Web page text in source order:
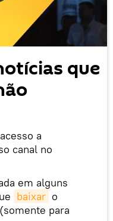
que
a
canal no
em alguns
baixar o
para